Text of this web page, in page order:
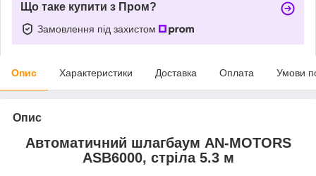
Що таке купити з Пром?
Замовлення під захистом
Опис Характеристики Доставка Оплата Умови
Опис
Автоматичний шлагбаум AN-MOTORS
ASB6000, стріла 5.3 м